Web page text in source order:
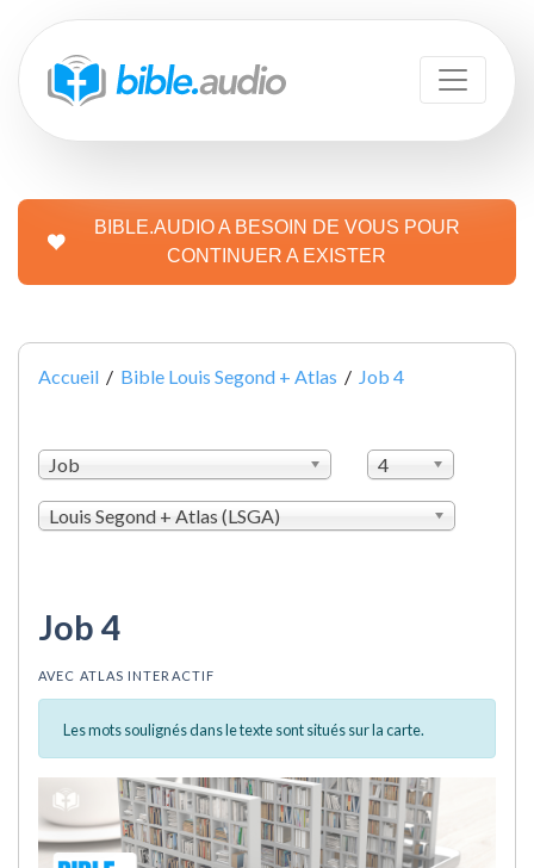
BIBLE.AUDIO A BESOIN DE VOUS POUR
CONTINUER A EXISTER
Accueil / Bible Louis Segond + Atlas / Job 4
Job 4
Louis Segond + Atlas (LSGA)
Job 4
AVEC ATLAS INTERACTIF
Les mots soulignés dans le texte sont situés sur la carte.